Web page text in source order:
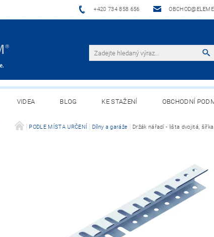
+420 734 858 656
VIDEA BLOG KE STAŽENÍ OBCHODNÍ
PODLE MÍSTA URČENÍ Dílny a garáže Držák nářadí - lišta dvojitá,